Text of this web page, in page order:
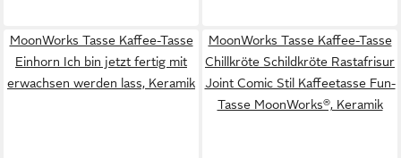
MoonWorks Tasse Kaffee-Tasse
Einhorn Ich bin jetzt fertig mit
erwachsen werden lass, Keramik
MoonWorks Tasse Kaffee-Tasse
Chillkröte Schildkröte Rastafrisur
Joint Comic Stil Kaffeetasse Fun-
Tasse MoonWorks®, Keramik